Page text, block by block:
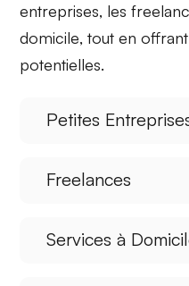
entreprises, les
domicile, tout en
potentielles.
Petites
Freelances
Services à